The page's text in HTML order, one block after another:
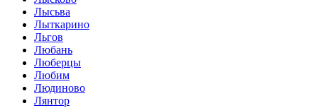
Лысьва
Лыткарино
Льгов
Любань
Люберцы
Любим
Людиново
Лянтор